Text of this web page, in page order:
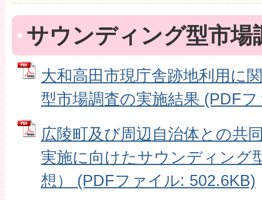
サウンディング型市場
大和高田市現庁舎跡地利用に
型市場調査の実施結果 (PDF
広陵町及び周辺自治体との共
実施に向けたサウンディング
想） (PDFファイル: 502.6KB)